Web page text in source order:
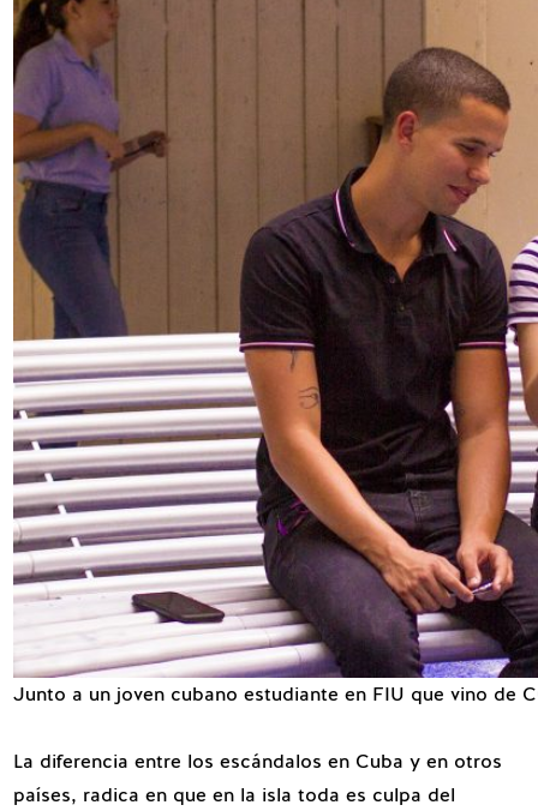
Junto a un joven cubano estudiante en FIU que vino de
La diferencia entre los escándalos en Cuba y en otros
países, radica en que en la isla toda es culpa del